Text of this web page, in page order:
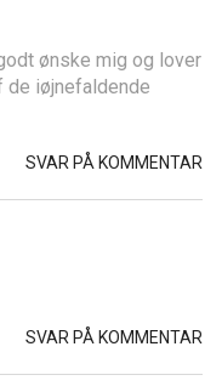
ønske mig og lover
de iøjnefaldende
SVAR PÅ KOMMENTAR
SVAR PÅ KOMMENTAR